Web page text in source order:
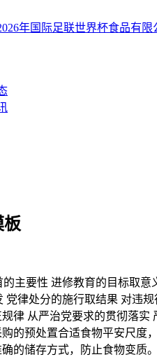
板
要性 进修教育的目标取意
党律处分的施行取结果 对违
律 从严治党要求的贯彻落
的预处置合适食物平安尺度
的储存方式，防止食物变质